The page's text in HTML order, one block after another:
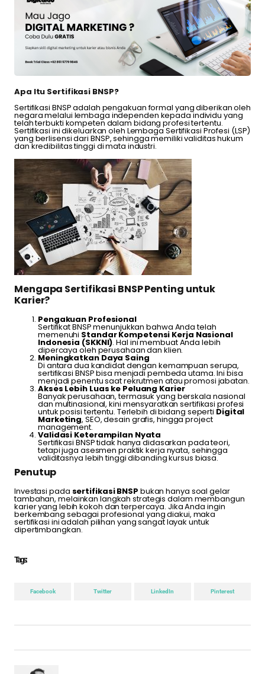
Apa Itu Sertifikasi BNSP?
Sertifikasi BNSP adalah pengakuan formal yang diberikan oleh
negara melalui lembaga independen kepada individu yang
telah terbukti kompeten dalam bidang profesi tertentu.
Sertifikasi ini dikeluarkan oleh Lembaga Sertifikasi Profesi (LSP)
yang berlisensi dari BNSP, sehingga memiliki validitas hukum
dan kredibilitas tinggi di mata industri.
Mengapa Sertifikasi BNSP Penting untuk
Karier?
Pengakuan Profesional
Sertifikat BNSP menunjukkan bahwa Anda telah
memenuhi Standar Kompetensi Kerja Nasional
Indonesia (SKKNI). Hal ini membuat Anda lebih
dipercaya oleh perusahaan dan klien.
Meningkatkan Daya Saing
Di antara dua kandidat dengan kemampuan serupa,
sertifikasi BNSP bisa menjadi pembeda utama. Ini bisa
menjadi penentu saat rekrutmen atau promosi jabatan.
Akses Lebih Luas ke Peluang Karier
Banyak perusahaan, termasuk yang berskala nasional
dan multinasional, kini mensyaratkan sertifikasi profesi
untuk posisi tertentu. Terlebih di bidang seperti Digital
Marketing, SEO, desain grafis, hingga project
management.
Validasi Keterampilan Nyata
Sertifikasi BNSP tidak hanya didasarkan pada teori,
tetapi juga asesmen praktik kerja nyata, sehingga
validitasnya lebih tinggi dibanding kursus biasa.
Penutup
Investasi pada sertifikasi BNSP bukan hanya soal gelar
tambahan, melainkan langkah strategis dalam membangun
karier yang lebih kokoh dan terpercaya. Jika Anda ingin
berkembang sebagai profesional yang diakui, maka
sertifikasi ini adalah pilihan yang sangat layak untuk
dipertimbangkan.
Tags :
Facebook Twitter LinkedIn Pinterest